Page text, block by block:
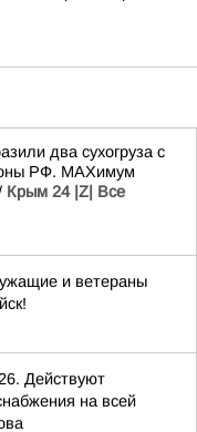
два сухогруза с
РФ. MAXимум
Крым 24 |Z| Все
и ветераны
Действуют
на всей